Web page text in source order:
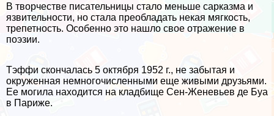
В творчестве писательницы стало меньше сарказма и
язвительности, но стала преобладать некая мягкость,
трепетность. Особенно это нашло свое отражение в
поэзии.
Тэффи скончалась 5 октября 1952 г., не забытая и
окруженная немногочисленными еще живыми друзьями.
Ее могила находится на кладбище Сен-Женевьев де Буа
в Париже.